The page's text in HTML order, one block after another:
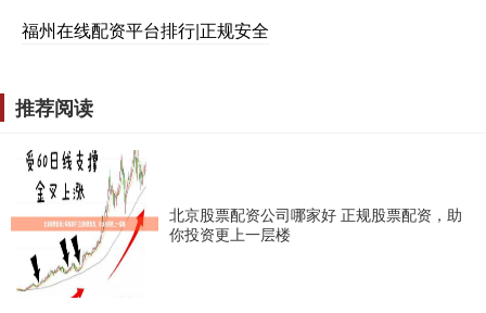
福州在线配资平台排行|正规安全
推荐阅读
北京股票配资公司哪家好 正规股票配资，助
你投资更上一层楼